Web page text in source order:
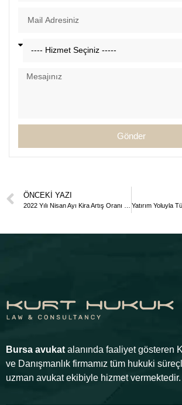
Gönder
ÖNCEKI YAZI
Bursa avukat alanında faaliyet gösteren
ve Danışmanlık firmamız tüm hukuki
uzman avukat ekibiyle hizmet vermektedir.